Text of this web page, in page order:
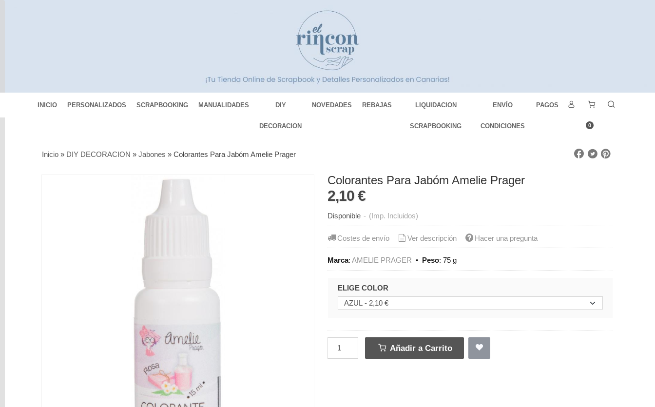
INICIO PERSONALIZADOS SCRAPBOOKING MANUALIDADES DIY
DECORACION
NOVEDADES REBAJAS LIQUIDACION
SCRAPBOOKING
ENVÍO
CONDICIONES
PAGOS
0
Inicio » DIY DECORACION »Jabones »Colorantes Para Jabóm Amelie Prager
Colorantes Para Jabóm Amelie Prager
2,10 €
Disponible - (Imp. Incluidos)
Costes de envío Ver descripción Hacer una pregunta
Marca:AMELIE PRAGER • Peso:75 g
ELIGE COLOR
Añadir a Carrito